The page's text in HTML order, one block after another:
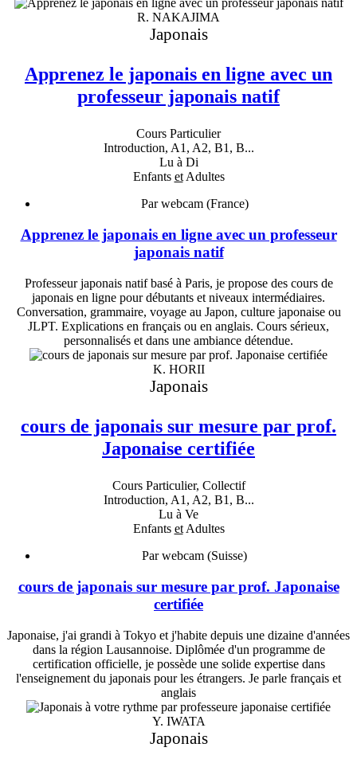
R. NAKAJIMA
Japonais
Apprenez le japonais en ligne avec un
professeur japonais natif
Cours Particulier
Introduction, A1, A2, B1, B...
Lu à Di
Enfants etAdultes
Par webcam (France)
Apprenez le japonais en ligne avec un professeur
japonais natif
Professeur japonais natif basé à Paris, je propose des cours de
japonais en ligne pour débutants et niveaux intermédiaires.
Conversation, grammaire, voyage au Japon, culture japonaise ou
JLPT. Explications en français ou en anglais. Cours sérieux,
personnalisés et dans une ambiance détendue.
K. HORII
Japonais
cours de japonais sur mesure par prof.
Japonaise certifiée
Cours Particulier, Collectif
Introduction, A1, A2, B1, B...
Lu à Ve
Enfants etAdultes
Par webcam (Suisse)
cours de japonais sur mesure par prof. Japonaise
certifiée
Japonaise, j'ai grandi à Tokyo et j'habite depuis une dizaine d'années
dans la région Lausannoise. Diplômée d'un programme de
certification officielle, je possède une solide expertise dans
l'enseignement du japonais pour les étrangers. Je parle français et
anglais
Y. IWATA
Japonais